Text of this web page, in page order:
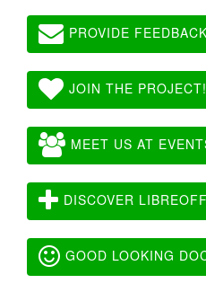
PROVIDE FEEDBACK
JOIN THE PROJECT!
MEET US AT
DISCOVER
GOOD LOOKING